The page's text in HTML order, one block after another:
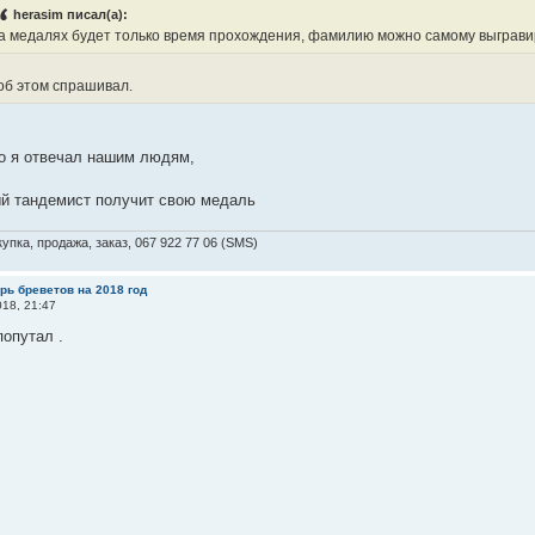
herasim писал(а):
медалях будет только время прохождения, фамилию можно самому
этом спрашивал.
я отвечал нашим людям,
тандемист получит свою медаль
продажа, заказ, 067 922 77 06 (SMS)
бреветов на 2018 год
21:47
.